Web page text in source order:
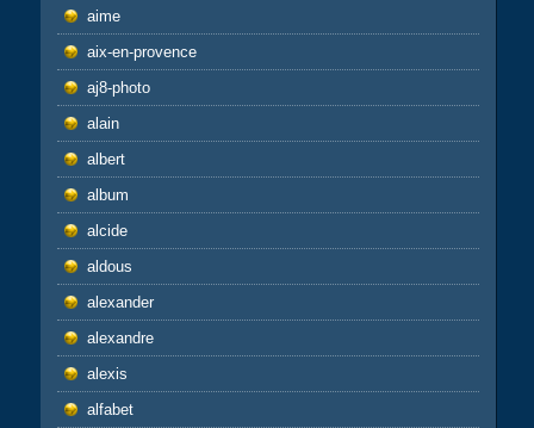
aime
aix-en-provence
aj8-photo
alain
albert
album
alcide
aldous
alexander
alexandre
alexis
alfabet